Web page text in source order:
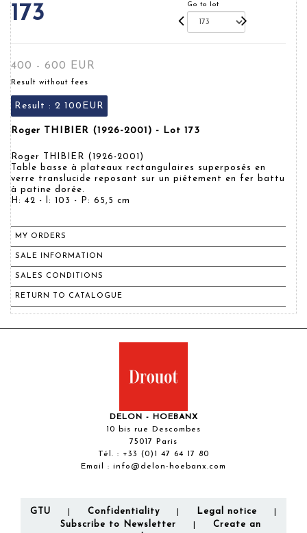
173 Go to lot
400 - 600 EUR
Result without fees
Result : 2 100EUR
Roger THIBIER (1926-2001) - Lot 173
Roger THIBIER (1926-2001)
Table basse à plateaux rectangulaires superposés en
verre translucide reposant sur un piétement en fer battu
à patine dorée.
H: 42 - l: 103 - P: 65,5 cm
MY ORDERS
SALE INFORMATION
SALES CONDITIONS
RETURN TO CATALOGUE
DELON - HOEBANX
10 bis rue Descombes
75017 Paris
Tél. : +33 (0)1 47 64 17 80
Email : info@delon-hoebanx.com
GTU Confidentiality Legal notice
Subscribe to Newsletter Create an